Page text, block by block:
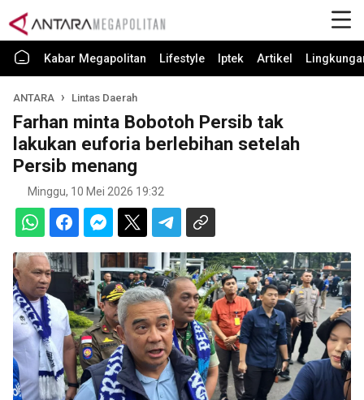
Kabar Megapolitan Lifestyle Iptek Artikel
ANTARA Lintas Daerah
Farhan minta Bobotoh Persib tak
lakukan euforia berlebihan setelah
Persib menang
Minggu, 10 Mei 2026 19:32